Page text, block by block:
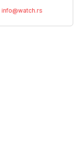
info@watch.rs